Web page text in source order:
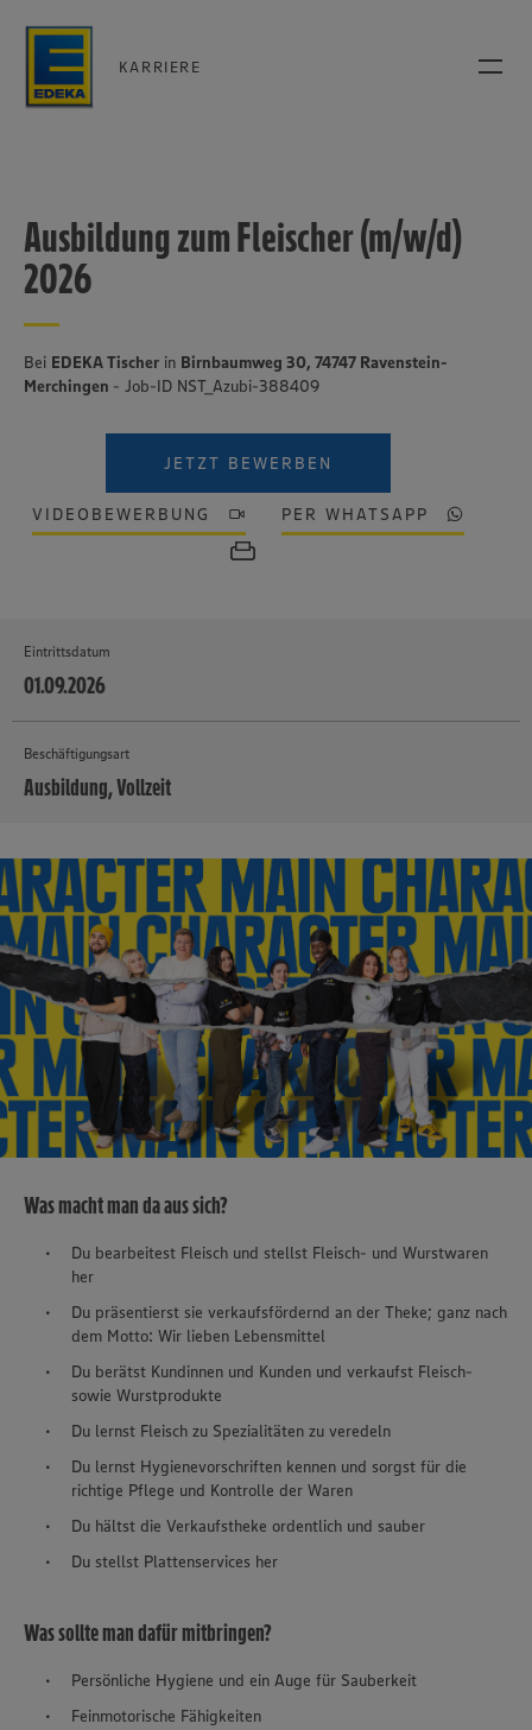
KARRIERE
Ausbildung zum Fleischer (m/w/d)
2026
Bei EDEKA Tischer in Birnbaumweg 30, 74747 Ravenstein-
Merchingen - Job-ID NST_Azubi-388409
JETZT BEWERBEN
VIDEOBEWERBUNG PER WHATSAPP
Eintrittsdatum
01.09.2026
Beschäftigungsart
Ausbildung, Vollzeit
Was macht man da aus sich?
Du bearbeitest Fleisch und stellst Fleisch- und Wurstwaren
her
Du präsentierst sie verkaufsfördernd an der Theke; ganz nach
dem Motto: Wir lieben Lebensmittel
Du berätst Kundinnen und Kunden und verkaufst Fleisch-
sowie Wurstprodukte
Du lernst Fleisch zu Spezialitäten zu veredeln
Du lernst Hygienevorschriften kennen und sorgst für die
richtige Pflege und Kontrolle der Waren
Du hältst die Verkaufstheke ordentlich und sauber
Du stellst Plattenservices her
Was sollte man dafür mitbringen?
Persönliche Hygiene und ein Auge für Sauberkeit
Feinmotorische Fähigkeiten